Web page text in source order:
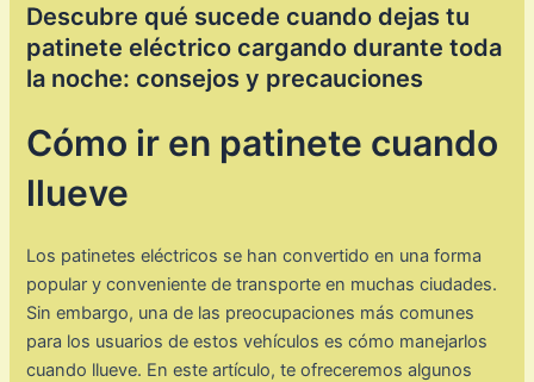
Descubre qué sucede cuando dejas tu
patinete eléctrico cargando durante toda
la noche: consejos y precauciones
Cómo ir en patinete cuando
llueve
Los patinetes eléctricos se han convertido en una forma
popular y conveniente de transporte en muchas ciudades.
Sin embargo, una de las preocupaciones más comunes
para los usuarios de estos vehículos es cómo manejarlos
cuando llueve. En este artículo, te ofreceremos algunos